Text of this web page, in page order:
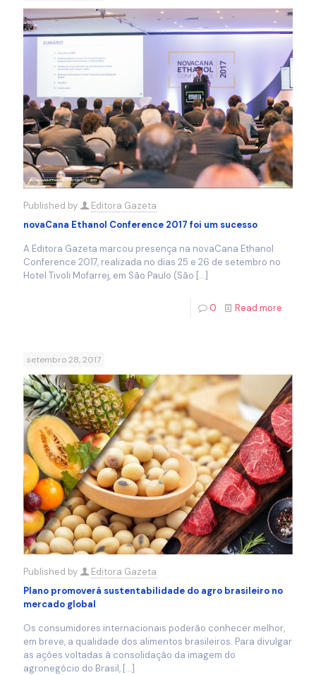
Published by
Editora Gazeta
novaCana Ethanol Conference 2017 foi um sucesso
A Editora Gazeta marcou presença na novaCana Ethanol
Conference 2017, realizada no dias 25 e 26 de setembro no
Hotel Tivoli Mofarrej, em São Paulo (São […]
0 Read more
setembro 28, 2017
Published by
Editora Gazeta
Plano promoverá sustentabilidade do agro brasileiro no
mercado global
Os consumidores internacionais poderão conhecer melhor,
em breve, a qualidade dos alimentos brasileiros. Para divulgar
as ações voltadas à consolidação da imagem do
agronegócio do Brasil, […]